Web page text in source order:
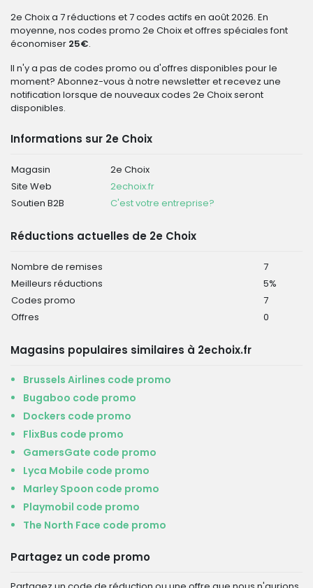
2e Choix a 7 réductions et 7 codes actifs en août 2026. En
moyenne, nos codes promo 2e Choix et offres spéciales font
économiser 25€.
Il n'y a pas de codes promo ou d'offres disponibles pour le
moment? Abonnez-vous à notre newsletter et recevez une
notification lorsque de nouveaux codes 2e Choix seront
disponibles.
Informations sur 2e Choix
Magasin
2e Choix
Site Web
2echoix.fr
Soutien B2B
C'est votre entreprise?
Réductions actuelles de 2e Choix
Nombre de remises
7
Meilleurs réductions
5%
Codes promo
7
Offres
0
Magasins populaires similaires à 2echoix.fr
Brussels Airlines code promo
Bugaboo code promo
Dockers code promo
FlixBus code promo
GamersGate code promo
Lyca Mobile code promo
Marley Spoon code promo
Playmobil code promo
The North Face code promo
Partagez un code promo